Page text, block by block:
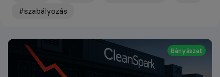
#szabályozás
Bányászat